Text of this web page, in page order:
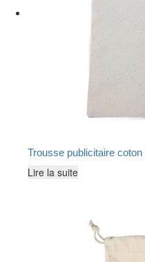
Trousse publicitaire
Lire la suite